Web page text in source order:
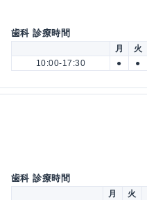
歯科 診療時間
月 火
10:00-17:30
● ●
歯科 診療時間
月 火